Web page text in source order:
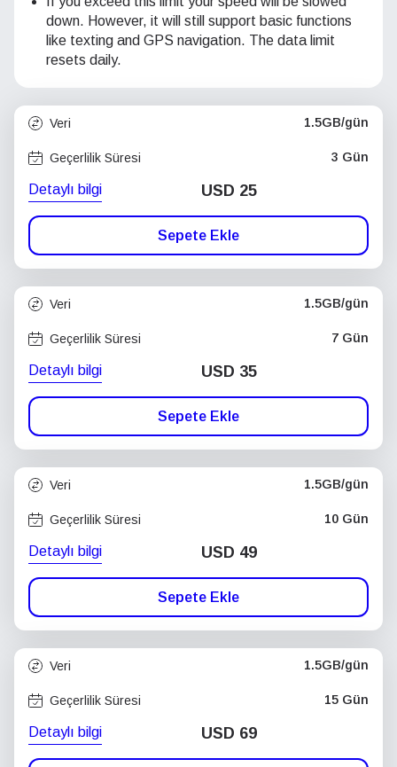
down. However, it will still support basic functions
like texting and GPS navigation. The data limit
resets daily.
Veri 1.5GB/gün
Geçerlilik Süresi 3 Gün
Detaylı bilgi USD 25
Sepete Ekle
Veri 1.5GB/gün
Geçerlilik Süresi 7 Gün
Detaylı bilgi USD 35
Sepete Ekle
Veri 1.5GB/gün
Geçerlilik Süresi 10 Gün
Detaylı bilgi USD 49
Sepete Ekle
Veri 1.5GB/gün
Geçerlilik Süresi 15 Gün
Detaylı bilgi USD 69